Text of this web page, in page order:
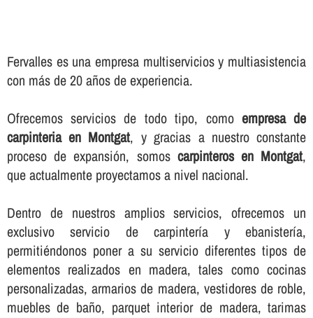
Fervalles es una empresa multiservicios y multiasistencia
con más de 20 años de experiencia.
Ofrecemos servicios de todo tipo, como empresa de
carpinteria en Montgat, y gracias a nuestro constante
proceso de expansión, somos carpinteros en Montgat,
que actualmente proyectamos a nivel nacional.
Dentro de nuestros amplios servicios, ofrecemos un
exclusivo servicio de carpinterí­a y ebanisterí­a,
permitiéndonos poner a su servicio diferentes tipos de
elementos realizados en madera, tales como cocinas
personalizadas, armarios de madera, vestidores de roble,
muebles de baño, parquet interior de madera, tarimas